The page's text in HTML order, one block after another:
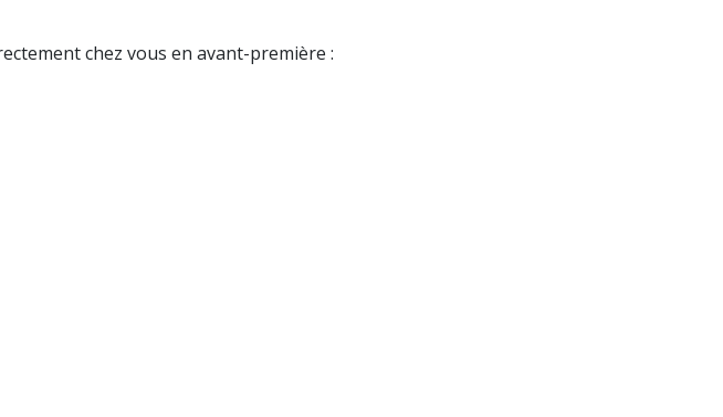
chez vous en avant-première :